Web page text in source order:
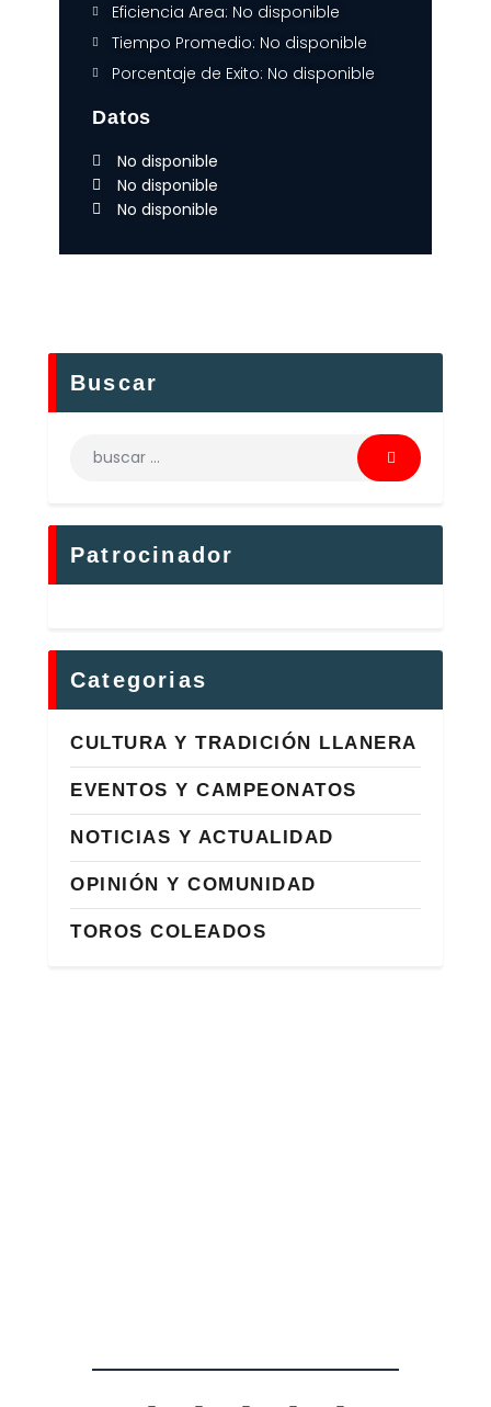
Eficiencia Area: No disponible
Tiempo Promedio: No disponible
Porcentaje de Exito: No disponible
Datos
No disponible
No disponible
No disponible
Buscar
Patrocinador
Categorias
CULTURA Y TRADICIÓN LLANERA
EVENTOS Y CAMPEONATOS
NOTICIAS Y ACTUALIDAD
OPINIÓN Y COMUNIDAD
TOROS COLEADOS